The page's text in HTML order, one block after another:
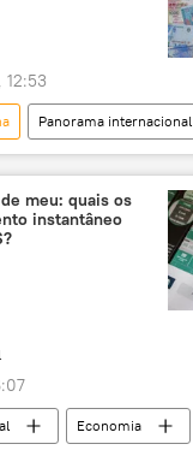
mercado global
Panorama internacional
e Oceania
China
meu: quais os
instantâneo
Economia